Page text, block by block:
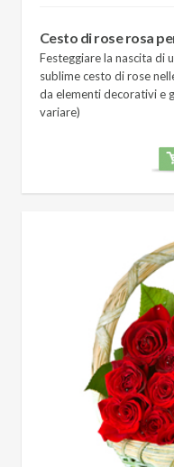
Cesto di rose rosa
Festeggiare la nascita di
sublime cesto di rose
da elementi decorativi e
variare)